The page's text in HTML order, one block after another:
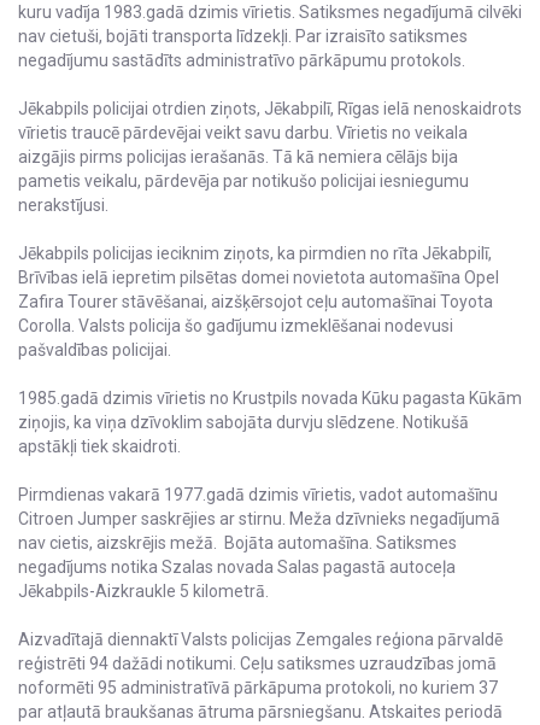
kuru vadīja 1983.gadā dzimis vīrietis. Satiksmes negadījumā cilvēki
nav cietuši, bojāti transporta līdzekļi. Par izraisīto satiksmes
negadījumu sastādīts administratīvo pārkāpumu protokols.
Jēkabpils policijai otrdien ziņots, Jēkabpilī, Rīgas ielā nenoskaidrots
vīrietis traucē pārdevējai veikt savu darbu. Vīrietis no veikala
aizgājis pirms policijas ierašanās. Tā kā nemiera cēlājs bija
pametis veikalu, pārdevēja par notikušo policijai iesniegumu
nerakstījusi.
Jēkabpils policijas ieciknim ziņots, ka pirmdien no rīta Jēkabpilī,
Brīvības ielā iepretim pilsētas domei novietota automašīna Opel
Zafira Tourer stāvēšanai, aizšķērsojot ceļu automašīnai Toyota
Corolla. Valsts policija šo gadījumu izmeklēšanai nodevusi
pašvaldības policijai.
1985.gadā dzimis vīrietis no Krustpils novada Kūku pagasta Kūkām
ziņojis, ka viņa dzīvoklim sabojāta durvju slēdzene. Notikušā
apstākļi tiek skaidroti.
Pirmdienas vakarā 1977.gadā dzimis vīrietis, vadot automašīnu
Citroen Jumper saskrējies ar stirnu. Meža dzīvnieks negadījumā
nav cietis, aizskrējis mežā. Bojāta automašīna. Satiksmes
negadījums notika Szalas novada Salas pagastā autoceļa
Jēkabpils-Aizkraukle 5 kilometrā.
Aizvadītajā diennaktī Valsts policijas Zemgales reģiona pārvaldē
reģistrēti 94 dažādi notikumi. Ceļu satiksmes uzraudzības jomā
noformēti 95 administratīvā pārkāpuma protokoli, no kuriem 37
par atļautā braukšanas ātruma pārsniegšanu. Atskaites periodā